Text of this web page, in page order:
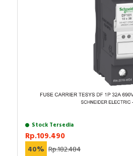
Produk ramah lingkungan:
berdaya rendah, bebas
seperti CFC dan silikon
Stock Tersedia
Rp.109.490
40% Rp.182.484